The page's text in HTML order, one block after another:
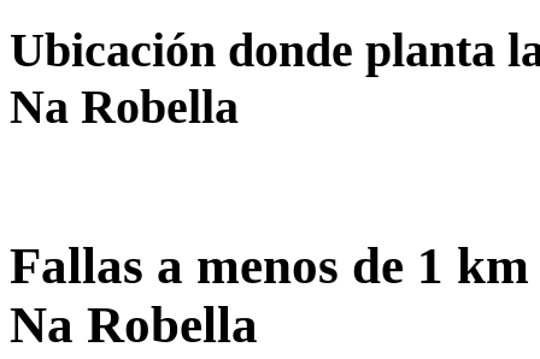
Ubicación donde planta
Na Robella
Fallas a menos de 1
Na Robella